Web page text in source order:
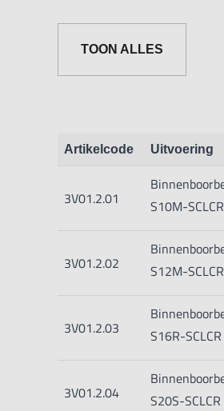
TOON ALLES
Artikelcode Uitvoering
3V01.2.01
S10M-
3V01.2.02
S12M-
3V01.2.03
S16R-
3V01.2.04
S20S-